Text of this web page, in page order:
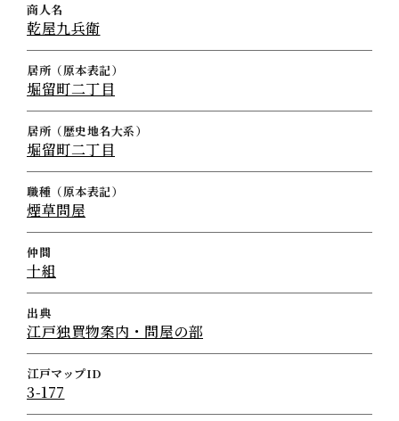
商人名
乾屋九兵衛
居所（原本表記）
堀留町二丁目
居所（歴史地名大系）
堀留町二丁目
職種（原本表記）
煙草問屋
仲間
十組
出典
江戸独買物案内・問屋の部
江戸マップID
3-177